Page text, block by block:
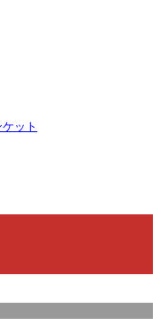
ット